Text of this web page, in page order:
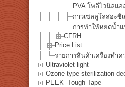
PVA โพลีไวนิลแอ
กาวเซลลูโลสอะซิ
การทำให้หยดน้ำแ
CFRH
Price List
รายการสินค้าเครื่องทำ
Ultraviolet light
Ozone type sterilization
PEEK -Tough Tape-